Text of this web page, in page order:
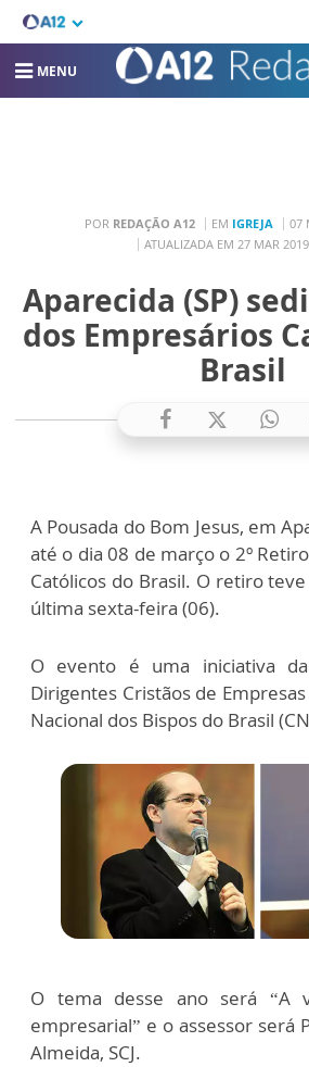
MENU
POR REDAÇÃO A12 EM IGREJA
07
ATUALIZADA EM 27 MAR
Aparecida (SP)
dos Empresários
Brasil
A Pousada do Bom Jesus, em
até o dia 08 de março o 2º
Católicos do Brasil. O retiro
última sexta-feira (06).
O evento é uma iniciativa da
Dirigentes Cristãos de
Nacional dos Bispos do Brasil
O tema desse ano será “A
empresarial” e o assessor será
Almeida, SCJ.